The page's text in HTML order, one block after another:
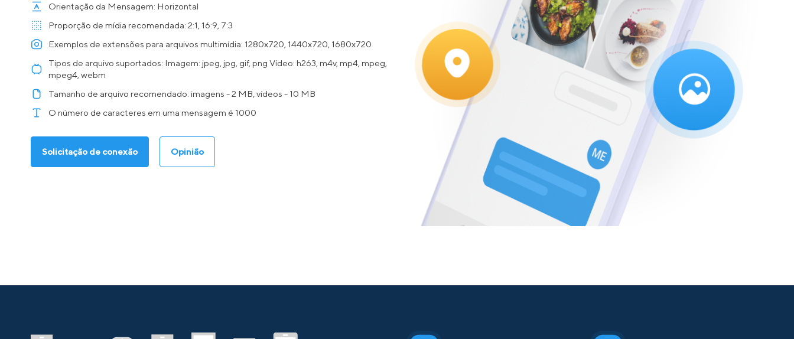
Orientação da Mensagem: Horizontal
Proporção de mídia recomendada: 2:1, 16:9, 7:3
Exemplos de extensões para arquivos multimídia: 1280x720, 1440x720, 1680x720
Tipos de arquivo suportados: Imagem: jpeg, jpg, gif, png Vídeo: h263, m4v, mp4, mpeg,
mpeg4, webm
Tamanho de arquivo recomendado: imagens - 2 MB, vídeos - 10 MB
O número de caracteres em uma mensagem é 1000
Solicitação de conexão Opinião